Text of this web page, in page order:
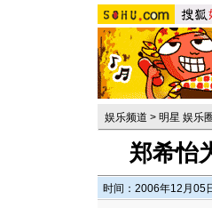
娱乐频道 > 明星 娱乐圈
郑希怡
时间：2006年12月05